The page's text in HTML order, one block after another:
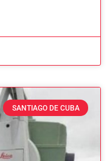
SANTIAGO DE CUBA